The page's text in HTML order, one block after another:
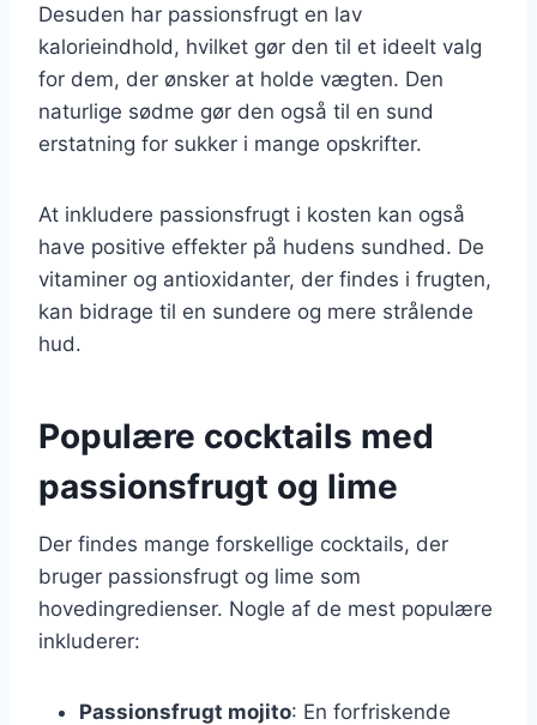
Desuden har passionsfrugt en lav
kalorieindhold, hvilket gør den til et ideelt valg
for dem, der ønsker at holde vægten. Den
naturlige sødme gør den også til en sund
erstatning for sukker i mange opskrifter.
At inkludere passionsfrugt i kosten kan også
have positive effekter på hudens sundhed. De
vitaminer og antioxidanter, der findes i frugten,
kan bidrage til en sundere og mere strålende
hud.
Populære cocktails med
passionsfrugt og lime
Der findes mange forskellige cocktails, der
bruger passionsfrugt og lime som
hovedingredienser. Nogle af de mest populære
inkluderer:
Passionsfrugt mojito: En forfriskende